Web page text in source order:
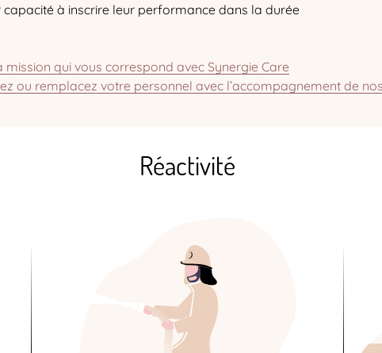
à inscrire leur performance dans la durée
mission qui vous correspond avec Synergie Care
ou remplacez votre personnel avec l’accompagnement de
Réactivité